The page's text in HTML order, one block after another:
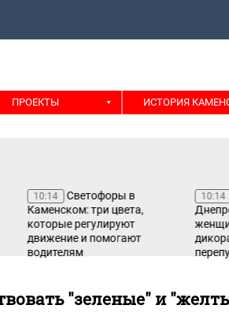
ПРОЕКТЫ ИСТОРИЯ
Светофоры в
три цвета,
регулируют
и помогают
женщины
перепутав их с
"зеленые" и